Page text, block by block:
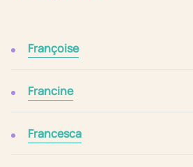
Françoise
Francine
Francesca